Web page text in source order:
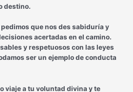
destino.
que nos des sabiduría y
acertadas en el camino.
y respetuosos con las leyes
ser un ejemplo de conducta
viaje a tu voluntad divina y te